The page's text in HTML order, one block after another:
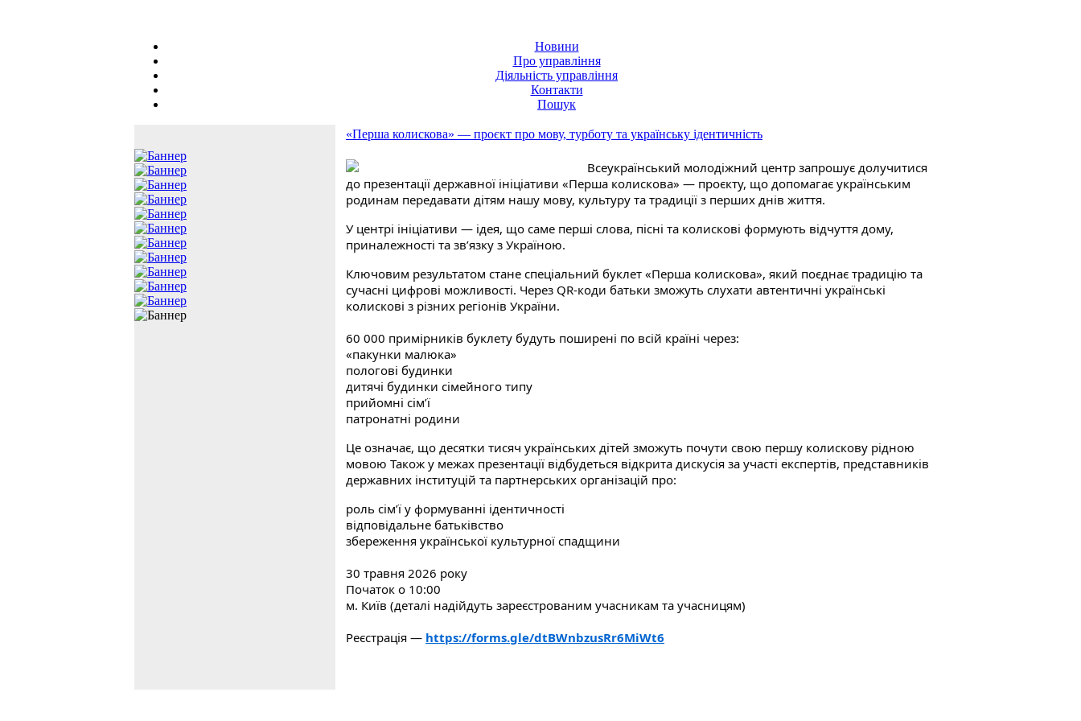
Новини
Про управління
Діяльність управління
Контакти
Пошук
«Перша колискова» — проєкт про мову, турботу та українську ідентичність
Всеукраїнський молодіжний центр запрошує долучитися
до презентації державної ініціативи «Перша колискова» — проєкту, що допомагає українським
родинам передавати дітям нашу мову, культуру та традиції з перших днів життя.
У центрі ініціативи — ідея, що саме перші слова, пісні та колискові формують відчуття дому,
приналежності та зв’язку з Україною.
Ключовим результатом стане спеціальний буклет «Перша колискова», який поєднає традицію та
сучасні цифрові можливості. Через QR-коди батьки зможуть слухати автентичні українські
колискові з різних регіонів України.
60 000 примірників буклету будуть поширені по всій країні через:
«пакунки малюка»
пологові будинки
дитячі будинки сімейного типу
прийомні сімʼї
патронатні родини
Це означає, що десятки тисяч українських дітей зможуть почути свою першу колискову рідною
мовою Також у межах презентації відбудеться відкрита дискусія за участі експертів, представників
державних інституцій та партнерських організацій про:
роль сім’ї у формуванні ідентичності
відповідальне батьківство
збереження української культурної спадщини
30 травня 2026 року
Початок о 10:00
м. Київ (деталі надійдуть зареєстрованим учасникам та учасницям)
Реєстрація — https://forms.gle/dtBWnbzusRr6MiWt6